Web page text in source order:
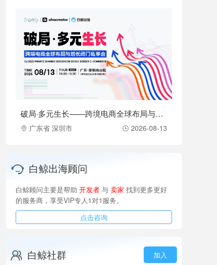
破局·多元生长——跨境电商全球布局与增长闭门私享会（2026-08-13）
广东省 深圳市 2026-08-13
白鲸出海顾问
白鲸顾问主要是帮助 开发者 与 卖家 找到更多更好
的服务商，享受VIP专人1对1服务。
点击咨询
白鲸社群 加入